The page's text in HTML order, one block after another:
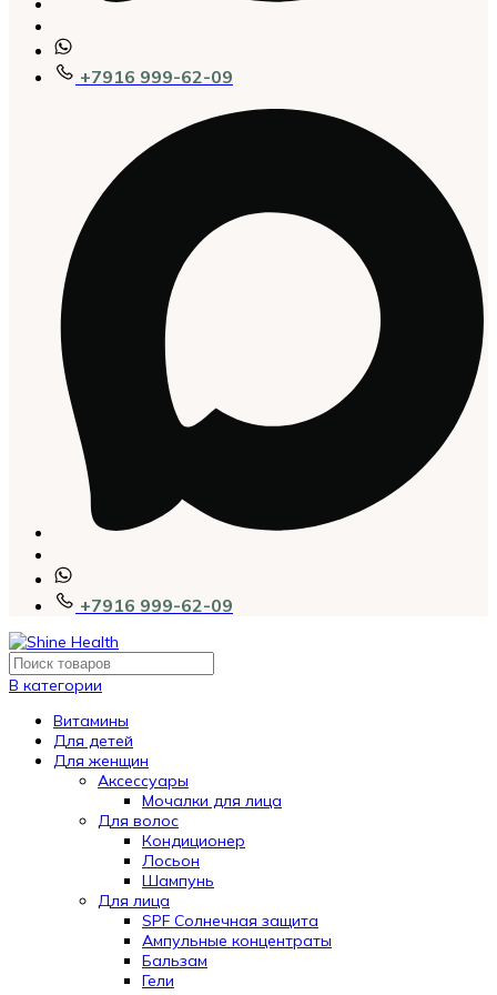
+7916 999-62-09
+7916 999-62-09
В категории
Витамины
Для детей
Для женщин
Аксессуары
Мочалки для лица
Для волос
Кондиционер
Лосьон
Шампунь
Для лица
SPF Солнечная защита
Ампульные концентраты
Бальзам
Гели